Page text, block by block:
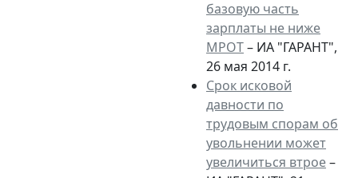
базовую часть
зарплаты не ниже
МРОТ– ИА "ГАРАНТ",
26 мая 2014 г.
Срок исковой
давности по
трудовым спорам об
увольнении может
увеличиться втрое–